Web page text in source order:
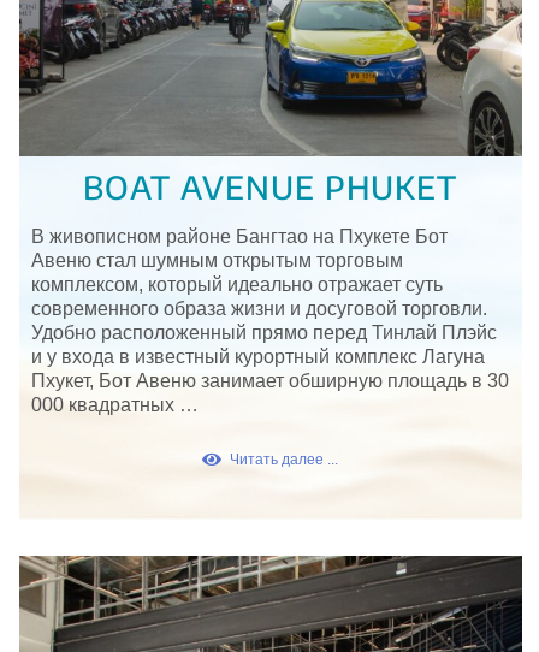
BOAT AVENUE PHUKET
В живописном районе Бангтао на Пхукете Бот
Авеню стал шумным открытым торговым
комплексом, который идеально отражает суть
современного образа жизни и досуговой торговли.
Удобно расположенный прямо перед Тинлай Плэйс
и у входа в известный курортный комплекс Лагуна
Пхукет, Бот Авеню занимает обширную площадь в 30
000 квадратных …
Читать далее ...